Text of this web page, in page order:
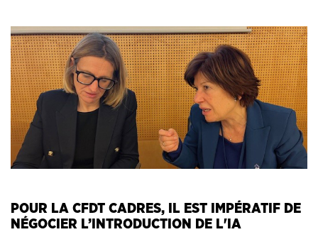
POUR LA CFDT CADRES, IL EST IMPÉRATIF DE
NÉGOCIER L’INTRODUCTION DE L'IA